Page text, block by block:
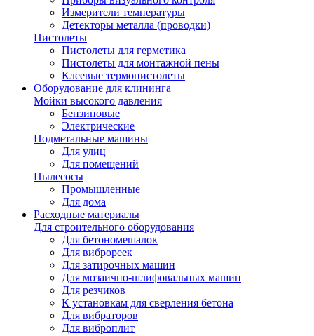
Измерители температуры
Детекторы металла (проводки)
Пистолеты
Пистолеты для герметика
Пистолеты для монтажной пены
Клеевые термопистолеты
Оборудование для клининга
Мойки высокого давления
Бензиновые
Электрические
Подметальные машины
Для улиц
Для помещений
Пылесосы
Промышленные
Для дома
Расходные материалы
Для строительного оборудования
Для бетономешалок
Для виброреек
Для затирочных машин
Для мозаично-шлифовальных машин
Для резчиков
К установкам для сверления бетона
Для вибраторов
Для виброплит